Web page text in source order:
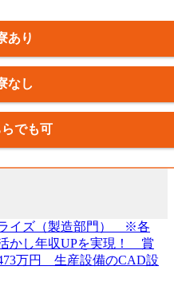
あり
なし
らでも可